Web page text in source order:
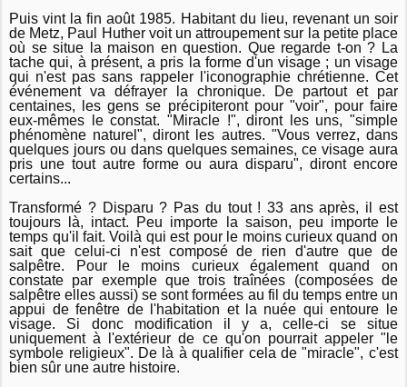
Puis vint la fin août 1985. Habitant du lieu, revenant un soir
de Metz, Paul Huther voit un attroupement sur la petite place
où se situe la maison en question. Que regarde t-on ? La
tache qui, à présent, a pris la forme d'un visage ; un visage
qui n'est pas sans rappeler l'iconographie chrétienne. Cet
événement va défrayer la chronique. De partout et par
centaines, les gens se précipiteront pour "voir", pour faire
eux-mêmes le constat. "Miracle !", diront les uns, "simple
phénomène naturel", diront les autres. "Vous verrez, dans
quelques jours ou dans quelques semaines, ce visage aura
pris une tout autre forme ou aura disparu", diront encore
certains...
Transformé ? Disparu ? Pas du tout ! 33 ans après, il est
toujours là, intact. Peu importe la saison, peu importe le
temps qu'il fait. Voilà qui est pour le moins curieux quand on
sait que celui-ci n'est composé de rien d'autre que de
salpêtre. Pour le moins curieux également quand on
constate par exemple que trois traînées (composées de
salpêtre elles aussi) se sont formées au fil du temps entre un
appui de fenêtre de l'habitation et la nuée qui entoure le
visage. Si donc modification il y a, celle-ci se situe
uniquement à l'extérieur de ce qu'on pourrait appeler "le
symbole religieux". De là à qualifier cela de "miracle", c'est
bien sûr une autre histoire.